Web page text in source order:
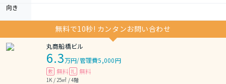
向き
無料で10秒! カンタンお問い合わせ
丸商船橋ビル
6.3万円/管理費5,000円
敷 無料 礼 無料
1K / 25㎡ / 4階